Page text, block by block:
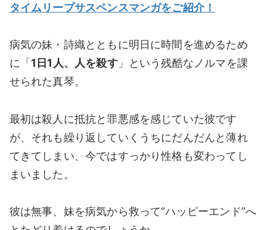
タイムリープサスペンスマンガをご紹介！
病気の妹・詩織とともに明日に時間を進めるため
に「 1日1人、人を殺す」という残酷なノルマを課
せられた真琴。
最初は殺人に抵抗と罪悪感を感じていた彼です
が、それも繰り返していくうちにだんだんと薄れ
てきてしまい、今ではすっかり性格も変わってし
まいました。
彼は無事、妹を病気から救って“ハッピーエンド”へ